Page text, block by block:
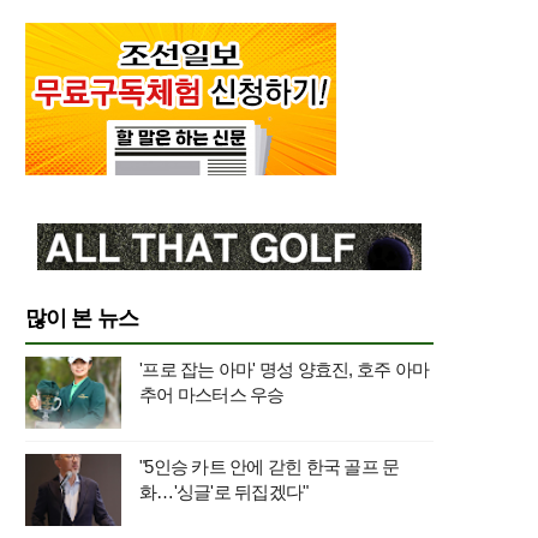
많이 본 뉴스
'프로 잡는 아마' 명성 양효진, 호주 아마
추어 마스터스 우승
"5인승 카트 안에 갇힌 한국 골프 문
화…'싱글'로 뒤집겠다"